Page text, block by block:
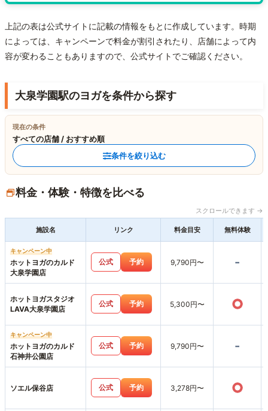
上記の表は公式サイトに記載の情報をもとに作成しています。時期
によっては、キャンペーンで料金が割引されたり、店舗によって内
容が変わることもありますので、公式サイトでご確認ください。
大泉学園駅のヨガを条件から探す
現在の条件
すべての店舗 / おすすめ順
条件を絞り込む
料金・体験・特徴を比べる
スクロールできます →
施設名 リンク 料金目安 無料体験
キャンペーン中
ホットヨガのカルド
大泉学園店
公式 予約 9,790円〜 -
ホットヨガスタジオ
LAVA大泉学園店
公式 予約 5,300円〜 ○
キャンペーン中
ホットヨガのカルド
石神井公園店
公式 予約 9,790円〜 -
ソエル保谷店 公式 予約 3,278円〜 ○